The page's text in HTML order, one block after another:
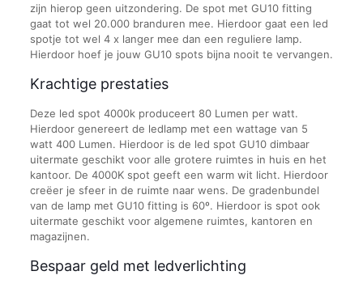
zijn hierop geen uitzondering. De spot met GU10 fitting
gaat tot wel 20.000 branduren mee. Hierdoor gaat een led
spotje tot wel 4 x langer mee dan een reguliere lamp.
Hierdoor hoef je jouw GU10 spots bijna nooit te vervangen.
Krachtige prestaties
Deze led spot 4000k produceert 80 Lumen per watt.
Hierdoor genereert de ledlamp met een wattage van 5
watt 400 Lumen. Hierdoor is de led spot GU10 dimbaar
uitermate geschikt voor alle grotere ruimtes in huis en het
kantoor. De 4000K spot geeft een warm wit licht. Hierdoor
creëer je sfeer in de ruimte naar wens. De gradenbundel
van de lamp met GU10 fitting is 60º. Hierdoor is spot ook
uitermate geschikt voor algemene ruimtes, kantoren en
magazijnen.
Bespaar geld met ledverlichting